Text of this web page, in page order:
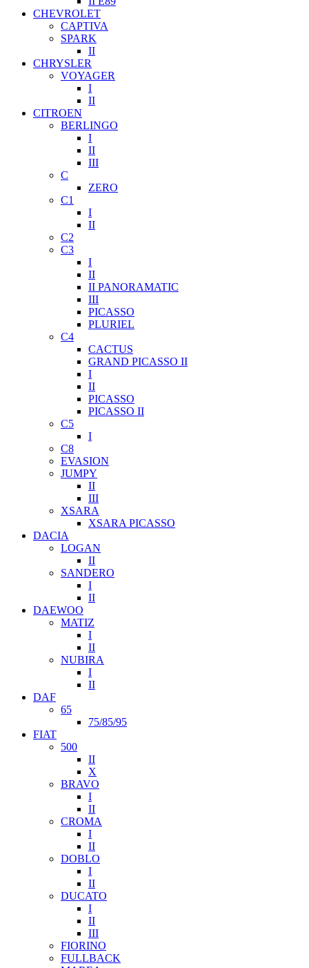
CHEVROLET
CAPTIVA
SPARK
II
CHRYSLER
VOYAGER
I
II
CITROEN
BERLINGO
I
II
III
C
ZERO
C1
I
II
C2
C3
I
II
II PANORAMATIC
III
PICASSO
PLURIEL
C4
CACTUS
GRAND PICASSO II
I
II
PICASSO
PICASSO II
C5
I
C8
EVASION
JUMPY
II
III
XSARA
XSARA PICASSO
DACIA
LOGAN
II
SANDERO
I
II
DAEWOO
MATIZ
I
II
NUBIRA
I
II
DAF
65
75/85/95
FIAT
500
II
X
BRAVO
I
II
CROMA
I
II
DOBLO
I
II
DUCATO
I
II
III
FIORINO
FULLBACK